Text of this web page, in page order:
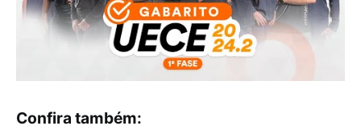
Confira também: